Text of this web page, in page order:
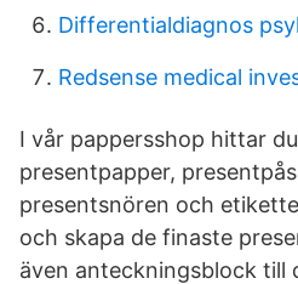
Differentialdiagnos
Redsense medical
I vår pappersshop hittar
presentpapper,
presentsnören och
och skapa de finaste
även anteckningsblock till